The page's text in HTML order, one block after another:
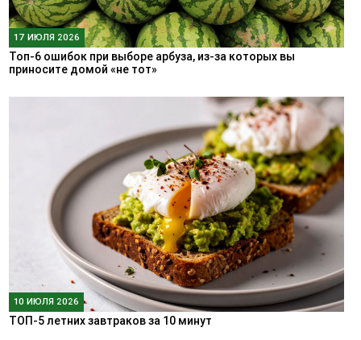
17 ИЮЛЯ 2026
Топ-6 ошибок при выборе арбуза, из-за которых вы
приносите домой «не тот»
10 ИЮЛЯ 2026
ТОП-5 летних завтраков за 10 минут